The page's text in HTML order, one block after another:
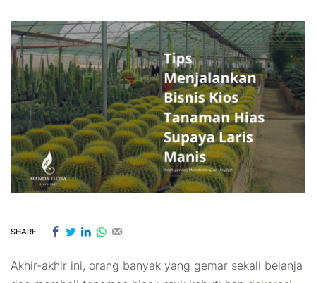
SHARE
Akhir-akhir ini, orang banyak yang gemar sekali belanja